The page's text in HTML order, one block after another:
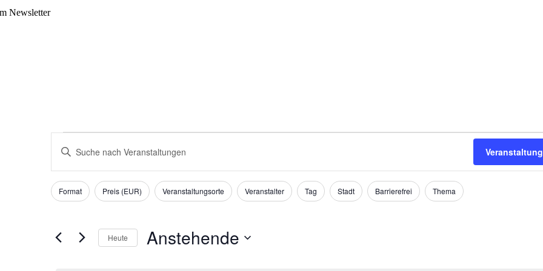
Newsletter
Suche
und
Ansichten,
Navigation
Bitte
Schlüsselwort
nach
Veranstaltungen
Filter
Das
Ändern
Eingabefelder
wird
Format Preis (EUR) Veranstaltungsorte Veranstalter Tag Stadt Barrierefrei Thema
Heute Anstehende